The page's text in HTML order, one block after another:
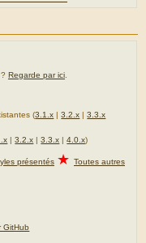
Regarde par ici
(3.1.x |3.2.x |3.3.x
|3.2.x |3.3.x |4.0.x)
présentés ★ Toutes autres
GitHub